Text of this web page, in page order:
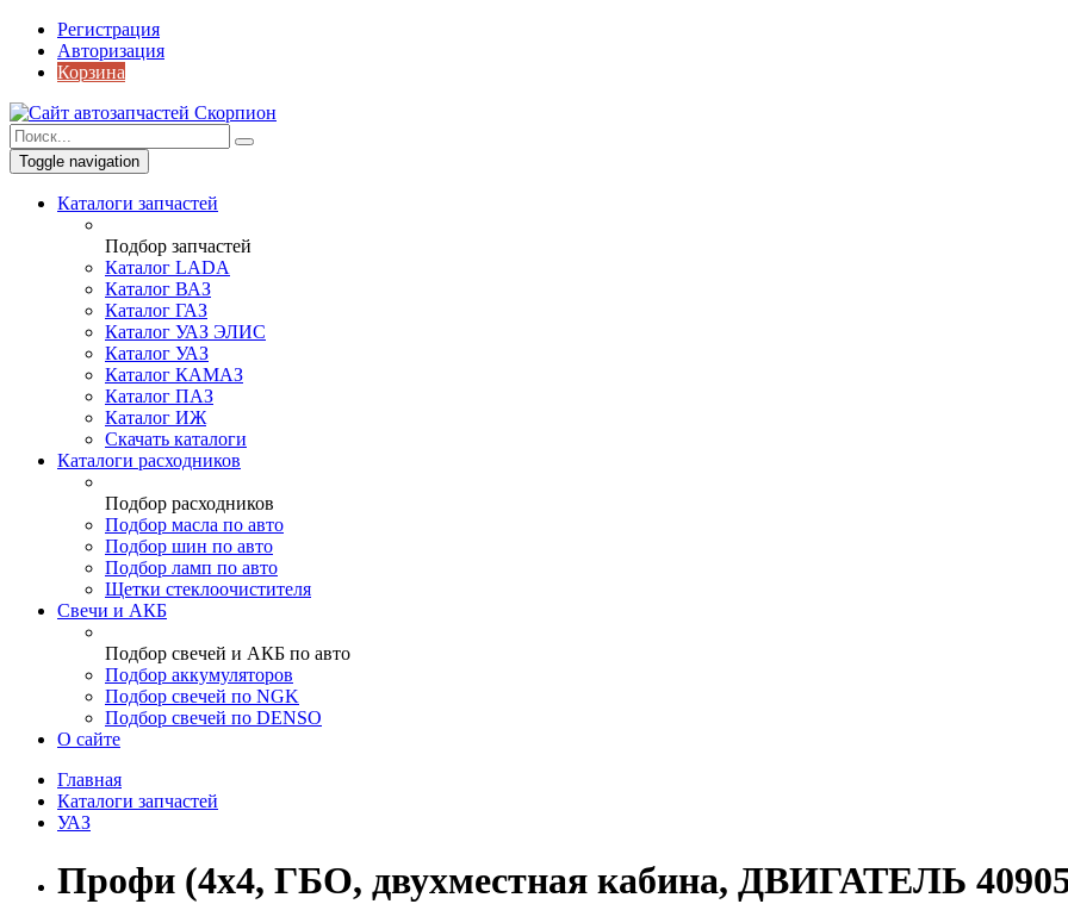
Регистрация
Авторизация
Корзина
Toggle navigation
Каталоги запчастей
Подбор запчастей
Каталог LADA
Каталог ВАЗ
Каталог ГАЗ
Каталог УАЗ ЭЛИС
Каталог УАЗ
Каталог КАМАЗ
Каталог ПАЗ
Каталог ИЖ
Скачать каталоги
Каталоги расходников
Подбор расходников
Подбор масла по авто
Подбор шин по авто
Подбор ламп по авто
Щетки стеклоочистителя
Свечи и АКБ
Подбор свечей и АКБ по авто
Подбор аккумуляторов
Подбор свечей по NGK
Подбор свечей по DENSO
О сайте
Главная
Каталоги запчастей
УАЗ
Профи (4х4, ГБО, двухместная кабина, ДВИГАТЕЛЬ